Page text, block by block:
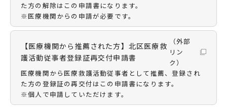
た方の解除はこの申請書になります。
※医療機関からの申請が必要です。
【医療機関から推薦された方】北区医療救
護活動従事者登録証再交付申請書
（外部
リン
ク）
医療機関から医療救護活動従事者として推薦、登録され
た方の登録証の再交付はこの申請書になります。
※個人で申請していただけます。